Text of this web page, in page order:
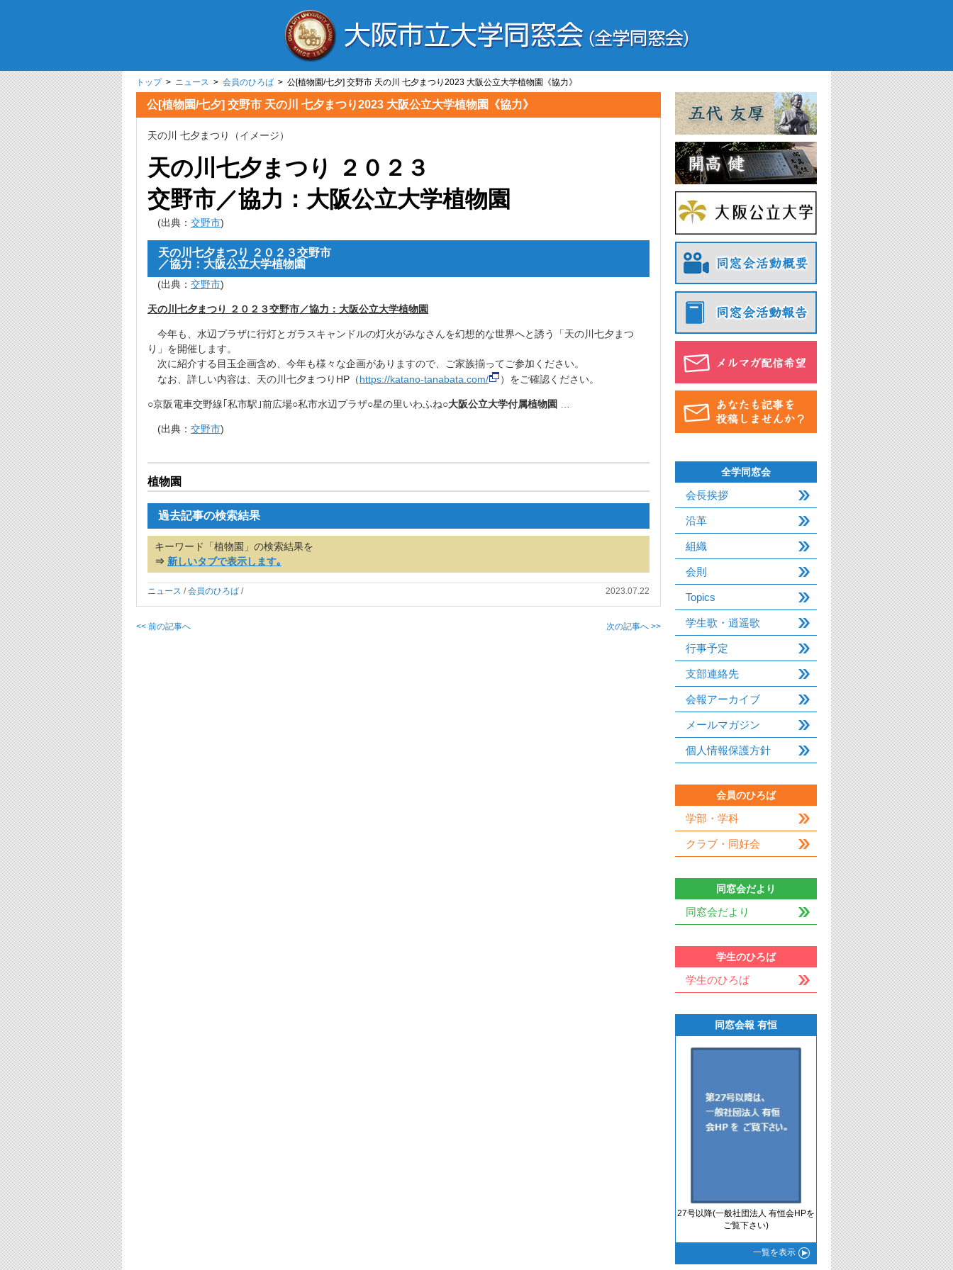
トップ> ニュース > 会員のひろば > 公[植物園/七夕] 交野市 天の川 七夕まつり2023 大阪公立大学植物園《協力》
公[植物園/七夕] 交野市 天の川 七夕まつり2023 大阪公立大学植物園《協力》
天の川 七夕まつり（イメージ）
天の川七夕まつり ２０２３
交野市／協力：大阪公立大学植物園
(出典： 交野市)
天の川七夕まつり ２０２３交野市
／協力：大阪公立大学植物園
(出典： 交野市)
天の川七夕まつり ２０２３交野市／協力：大阪公立大学植物園
今年も、水辺プラザに行灯とガラスキャンドルの灯火がみなさんを幻想的な世界へと誘う「天の川七夕まつ
り」を開催します。
次に紹介する目玉企画含め、今年も様々な企画がありますので、ご家族揃ってご参加ください。
なお、詳しい内容は、天の川七夕まつりHP（https://katano-tanabata.com/ ）をご確認ください。
○京阪電車交野線｢私市駅｣前広場○私市水辺プラザ○星の里いわふね○大阪公立大学付属植物園
(出典： 交野市)
植物園
過去記事の検索結果
キーワード「植物園」の検索結果を
⇒ 新しいタブで表示します｡
ニュース /会員のひろば / 2023.07.22
<< 前の記事へ 次の記事へ >>
全学同窓会
会長挨拶
沿革
組織
会則
Topics
学生歌・逍遥歌
行事予定
支部連絡先
会報アーカイブ
メールマガジン
個人情報保護方針
会員のひろば
学部・学科
クラブ・同好会
同窓会だより
同窓会だより
学生のひろば
学生のひろば
同窓会報 有恒
27号以降(一般社団法人 有恒会HPを
ご覧下さい)
一覧を表示